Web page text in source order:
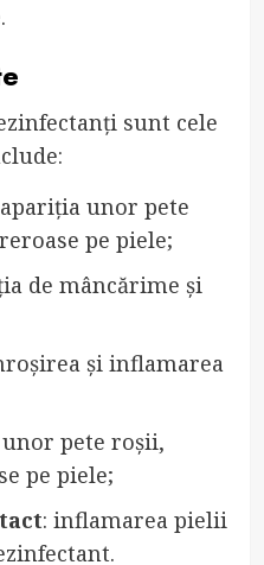
sunt cele
unor pete
pe piele;
de mâncărime și
și inflamarea
pete roșii,
pe piele;
: inflamarea pielii